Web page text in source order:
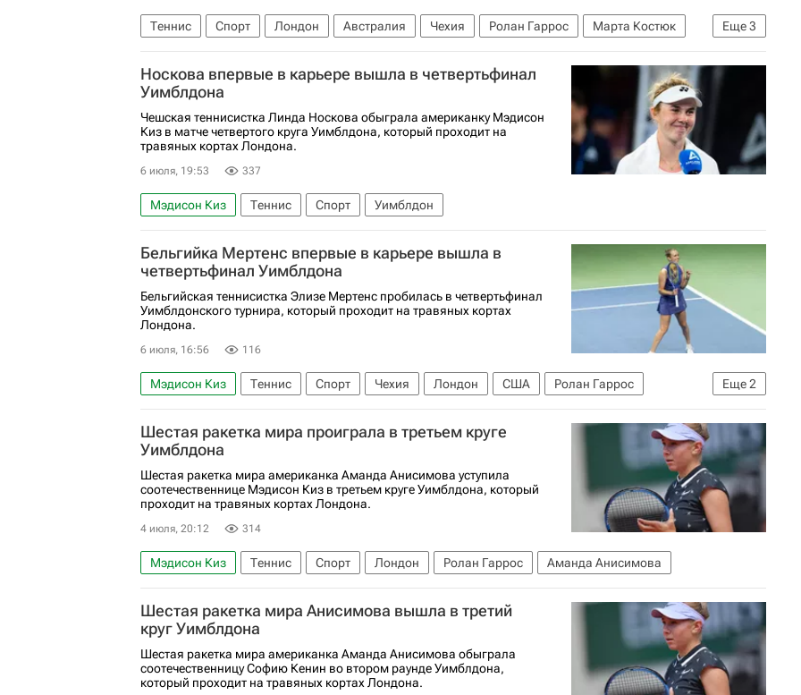
Еще3
Теннис Спорт Лондон Австралия Чехия Ролан Гаррос
Марта Костюк
Каролина Мухова
Слоан Стивенс Уимблдон
Носкова впервые в карьере вышла в четвертьфинал
Уимблдона
Чешская теннисистка Линда Носкова обыграла американку Мэдисон
Киз в матче четвертого круга Уимблдона, который проходит на
травяных кортах Лондона.
6 июля, 19:53 337
Мэдисон Киз Теннис Спорт Уимблдон
Бельгийка Мертенс впервые в карьере вышла в
четвертьфинал Уимблдона
Бельгийская теннисистка Элизе Мертенс пробилась в четвертьфинал
Уимблдонского турнира, который проходит на травяных кортах
Лондона.
6 июля, 16:56 116
Еще2
Мэдисон Киз Теннис Спорт Чехия Лондон США
Ролан Гаррос
Элиз Мертенс
Мария Боузкова
Шестая ракетка мира проиграла в третьем круге
Уимблдона
Шестая ракетка мира американка Аманда Анисимова уступила
соотечественнице Мэдисон Киз в третьем круге Уимблдона, который
проходит на травяных кортах Лондона.
4 июля, 20:12 314
Мэдисон Киз Теннис Спорт Лондон Ролан Гаррос Аманда Анисимова
Шестая ракетка мира Анисимова вышла в третий
круг Уимблдона
Шестая ракетка мира американка Аманда Анисимова обыграла
соотечественницу Софию Кенин во втором раунде Уимблдона,
который проходит на травяных кортах Лондона.